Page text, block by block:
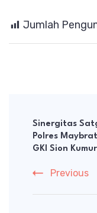
Jumlah
Navigation
Sinergitas
Polres
GKI Sion
Previous